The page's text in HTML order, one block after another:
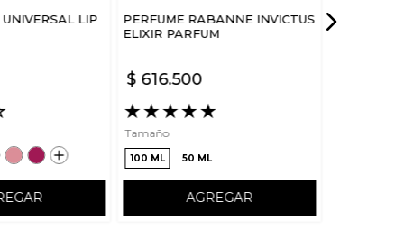
LIP
PERFUME RABANNE INVICTUS
ELIXIR PARFUM
$ 616.500
★★★★★
Tamaño
100 ML 50 ML
AGREGAR